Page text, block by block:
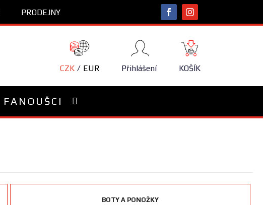
PRODEJNY
CZK EUR Přihlášení
NÁKUPNÍ
KOŠÍK
KOŠÍK
FANOUŠCI
BOTY A PONOŽKY